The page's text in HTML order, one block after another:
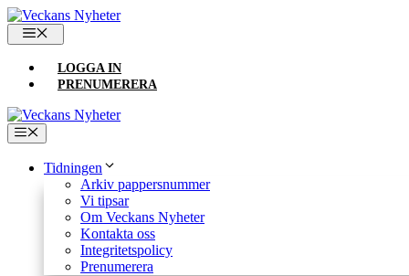
Hoppa
till
innehåll
LOGGA IN
PRENUMERERA
Meny
Tidningen
Arkiv pappersnummer
Vi tipsar
Om Veckans Nyheter
Kontakta oss
Integritetspolicy
Prenumerera